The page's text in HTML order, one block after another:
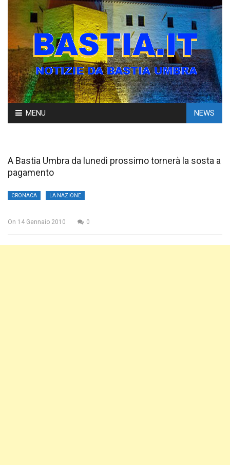
Skip
to
MENU NEWS
A Bastia Umbra da lunedì prossimo tornerà la sosta a
pagamento
CRONACA LA NAZIONE
On 14 Gennaio 2010 0